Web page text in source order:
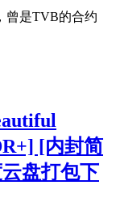
曾是TVB的合约
[内封简
盘打包下